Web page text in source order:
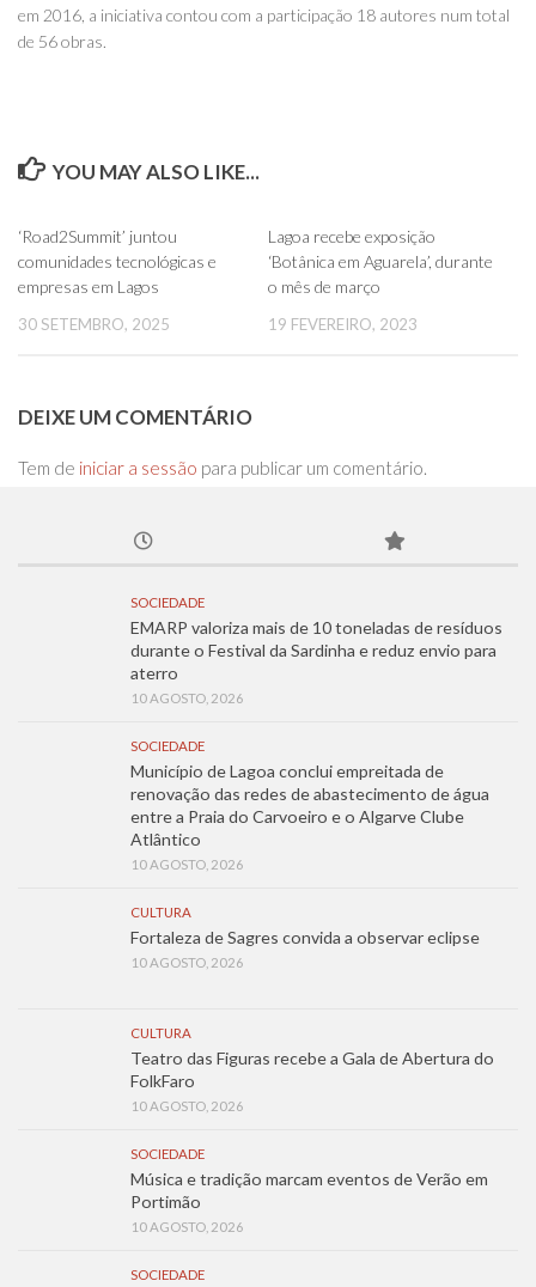
em 2016, a iniciativa contou com a participação 18 autores num total
de 56 obras.
YOU MAY ALSO LIKE...
‘Road2Summit’ juntou
comunidades tecnológicas e
empresas em Lagos
30 SETEMBRO, 2025
Lagoa recebe exposição
‘Botânica em Aguarela’, durante
o mês de março
19 FEVEREIRO, 2023
DEIXE UM COMENTÁRIO
Tem de iniciar a sessão para publicar um comentário.
SOCIEDADE
EMARP valoriza mais de 10 toneladas de resíduos
durante o Festival da Sardinha e reduz envio para
aterro
10 AGOSTO, 2026
SOCIEDADE
Município de Lagoa conclui empreitada de
renovação das redes de abastecimento de água
entre a Praia do Carvoeiro e o Algarve Clube
Atlântico
10 AGOSTO, 2026
CULTURA
Fortaleza de Sagres convida a observar eclipse
10 AGOSTO, 2026
CULTURA
Teatro das Figuras recebe a Gala de Abertura do
FolkFaro
10 AGOSTO, 2026
SOCIEDADE
Música e tradição marcam eventos de Verão em
Portimão
10 AGOSTO, 2026
SOCIEDADE